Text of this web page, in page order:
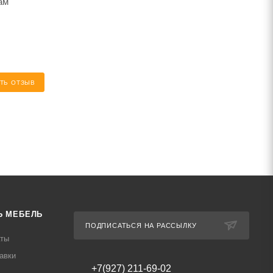
ОТЗЫВ
МЕБЕЛЬ
ПОДПИСАТЬСЯ НА РАССЫЛКУ
+7(927) 211-69-02